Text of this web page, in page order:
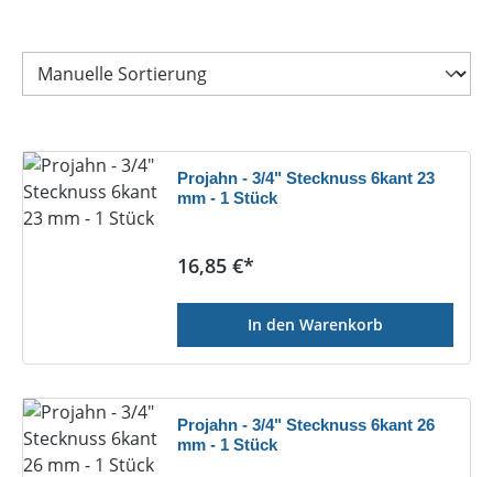
Projahn - 3/4" Stecknuss 6kant 23
mm - 1 Stück
Regulärer Preis:
16,85 €*
In den Warenkorb
Projahn - 3/4" Stecknuss 6kant 26
mm - 1 Stück